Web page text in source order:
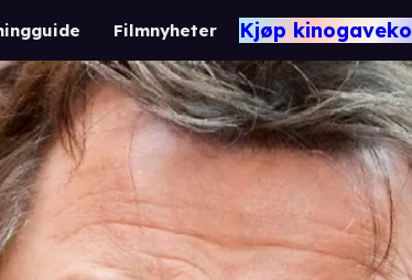
Filmnyheter Kjøp